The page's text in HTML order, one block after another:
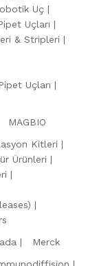
Uç
Uçları
& Stripleri
Uçları
MAGBIO
Kitleri
Ürünleri
Merck